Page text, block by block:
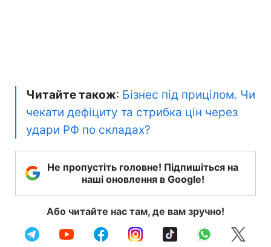
Читайте також: Бізнес під прицілом. Чи
чекати дефіциту та стрибка цін через
удари РФ по складах?
Не пропустіть головне! Підпишіться на
наші оновлення в Google!
Або читайте нас там, де вам зручно!